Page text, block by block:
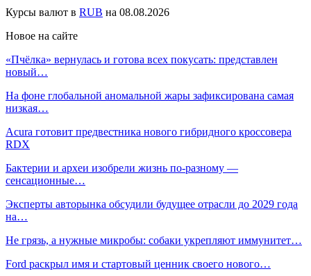
Курсы валют в RUB на 08.08.2026
Новое на сайте
«Пчёлка» вернулась и готова всех покусать: представлен
новый…
На фоне глобальной аномальной жары зафиксирована самая
низкая…
Acura готовит предвестника нового гибридного кроссовера
RDX
Бактерии и археи изобрели жизнь по-разному —
сенсационные…
Эксперты авторынка обсудили будущее отрасли до 2029 года
на…
Не грязь, а нужные микробы: собаки укрепляют иммунитет…
Ford раскрыл имя и стартовый ценник своего нового…